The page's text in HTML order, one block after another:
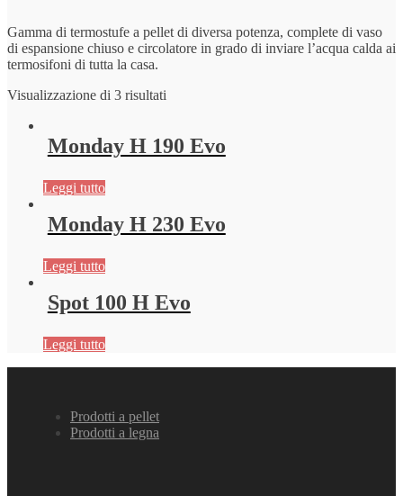
Gamma di termostufe a pellet di diversa potenza, complete di vaso
di espansione chiuso e circolatore in grado di inviare l’acqua calda ai
termosifoni di tutta la casa.
Visualizzazione di 3 risultati
Monday H 190 Evo
Leggi tutto
Monday H 230 Evo
Leggi tutto
Spot 100 H Evo
Leggi tutto
Prodotti a pellet
Prodotti a legna